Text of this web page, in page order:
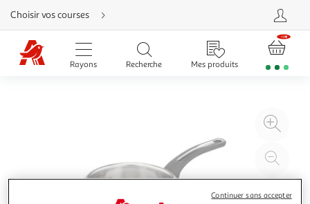
Aller
directement
au
contenu
Aller
directement
besoin
Choisir vos courses
Rayons Recherche Mes produits
à
Continuer sans accepter